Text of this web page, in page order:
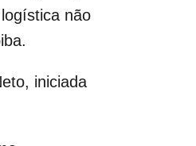
não
iniciada